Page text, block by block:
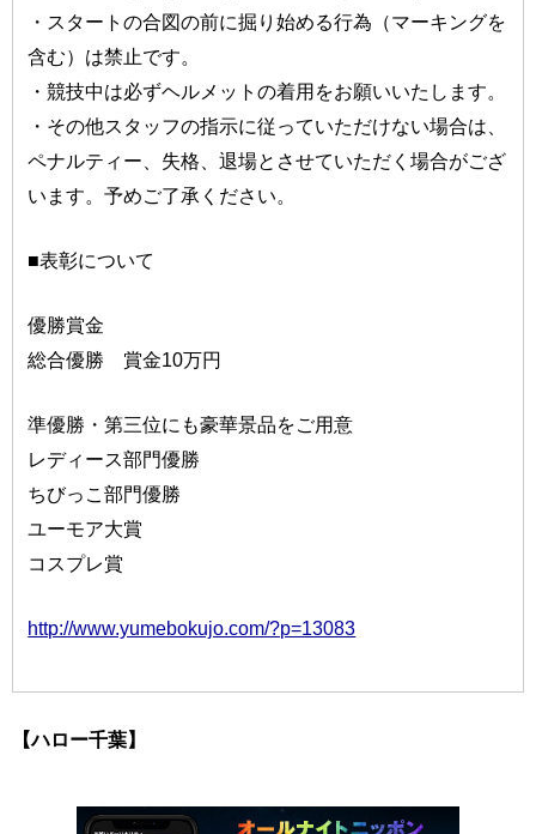
・スタートの合図の前に掘り始める行為（マーキングを
含む）は禁止です。
・競技中は必ずヘルメットの着用をお願いいたします。
・その他スタッフの指示に従っていただけない場合は、
ペナルティー、失格、退場とさせていただく場合がござ
います。予めご了承ください。
■表彰について
優勝賞金
総合優勝 賞金10万円
準優勝・第三位にも豪華景品をご用意
レディース部門優勝
ちびっこ部門優勝
ユーモア大賞
コスプレ賞
http://www.yumebokujo.com/?p=13083
【ハロー千葉】